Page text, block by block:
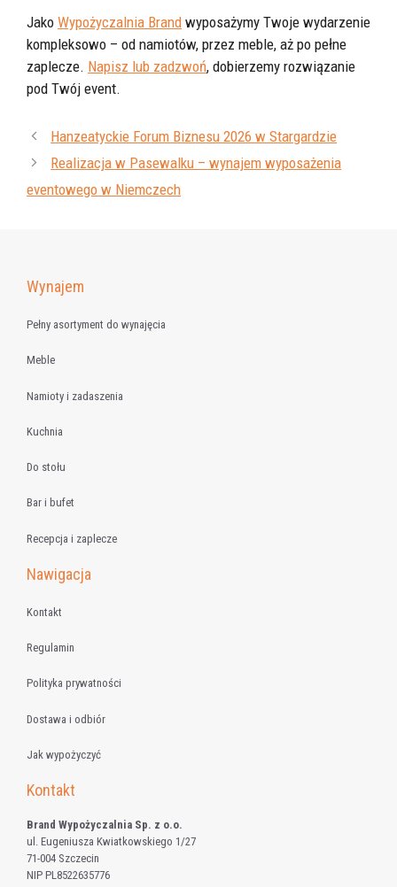
Jako Wypożyczalnia Brand wyposażymy Twoje wydarzenie
kompleksowo – od namiotów, przez meble, aż po pełne
zaplecze. Napisz lub zadzwoń, dobierzemy rozwiązanie
pod Twój event.
Hanzeatyckie Forum Biznesu 2026 w Stargardzie
Realizacja w Pasewalku – wynajem wyposażenia
eventowego w Niemczech
Wynajem
Pełny asortyment do wynajęcia
Meble
Namioty i zadaszenia
Kuchnia
Do stołu
Bar i bufet
Recepcja i zaplecze
Nawigacja
Kontakt
Regulamin
Polityka prywatności
Dostawa i odbiór
Jak wypożyczyć
Kontakt
Brand Wypożyczalnia Sp. z o.o.
ul. Eugeniusza Kwiatkowskiego 1/27
71-004 Szczecin
NIP PL8522635776